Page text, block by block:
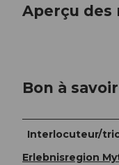
Aperçu des
Bon à savoir
Interlocuteur/
Erlebnisregion